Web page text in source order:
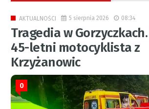
AKTUALNOŚCI 5 sierpnia 2026 08:34
Tragedia w
45-letni motocyklista z
Krzyżanowic
0